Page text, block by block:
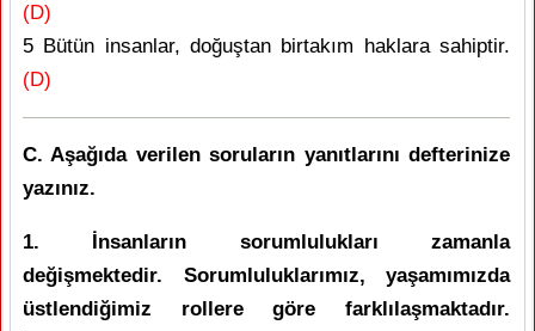
(D)
5 Bütün insanlar, doğuştan birtakım haklara sahiptir.
(D)
C. Aşağıda verilen soruların yanıtlarını defterinize
yazınız.
1. İnsanların sorumlulukları zamanla
değişmektedir. Sorumluluklarımız, yaşamımızda
üstlendiğimiz rollere göre farklılaşmaktadır.